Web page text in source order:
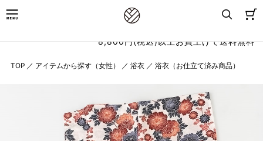
8,800円(税込)以上お買上げで送料無料
TOP ／ アイテムから探す（女性） ／ 浴衣 ／ 浴衣（お仕立て済み商品）